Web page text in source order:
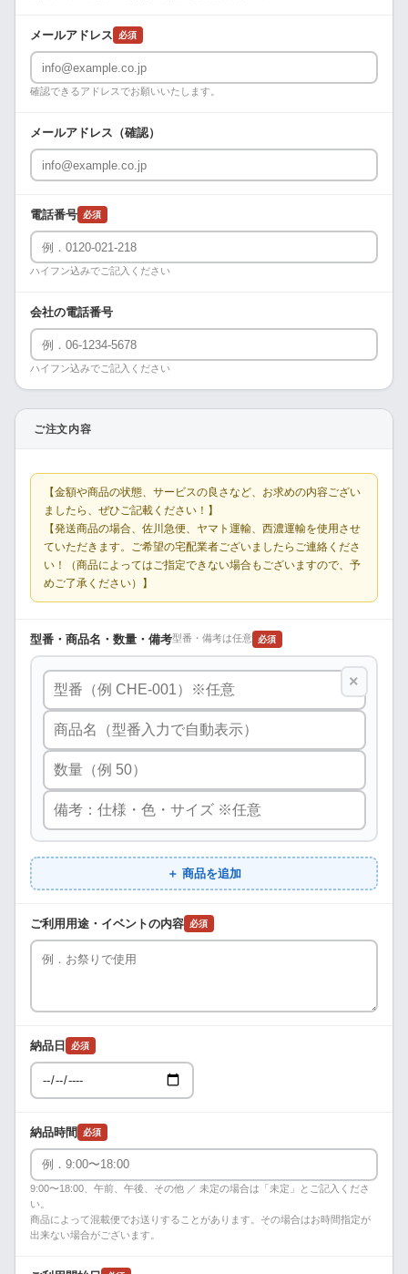
メールアドレス 必須
確認できるアドレスでお願いいたします。
メールアドレス（確認）
電話番号 必須
ハイフン込みでご記入ください
会社の電話番号
ハイフン込みでご記入ください
ご注文内容
【金額や商品の状態、サービスの良さなど、お求めの内容ござい
ましたら、ぜひご記載ください！】
【発送商品の場合、佐川急便、ヤマト運輸、西濃運輸を使用させ
ていただきます。ご希望の宅配業者ございましたらご連絡くださ
い！（商品によってはご指定できない場合もございますので、予
めご了承ください）】
型番・商品名・数量・備考型番・備考は任意 必須
×
＋ 商品を追加
ご利用用途・イベントの内容 必須
納品日 必須
納品時間 必須
9:00〜18:00、午前、午後、その他 ／ 未定の場合は「未定」とご記入くださ
い。
商品によって混載便でお送りすることがあります。その場合はお時間指定が
出来ない場合がございます。